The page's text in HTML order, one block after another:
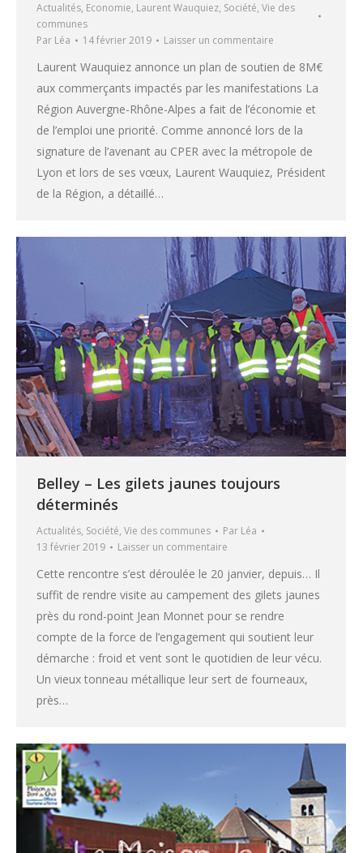
Actualités, Economie, Laurent Wauquiez, Société, Vie des
communes
Par Léa 14 février 2019 Laisser un commentaire
Laurent Wauquiez annonce un plan de soutien de 8M€
aux commerçants impactés par les manifestations La
Région Auvergne-Rhône-Alpes a fait de l’économie et
de l’emploi une priorité. Comme annoncé lors de la
signature de l’avenant au CPER avec la métropole de
Lyon et lors de ses vœux, Laurent Wauquiez, Président
de la Région, a détaillé…
Belley – Les gilets jaunes toujours
déterminés
Actualités, Société, Vie des communes Par Léa
13 février 2019
Laisser un commentaire
Cette rencontre s’est déroulée le 20 janvier, depuis… Il
suffit de rendre visite au campement des gilets jaunes
près du rond-point Jean Monnet pour se rendre
compte de la force de l’engagement qui soutient leur
démarche : froid et vent sont le quotidien de leur vécu.
Un vieux tonneau métallique leur sert de fourneaux,
près…